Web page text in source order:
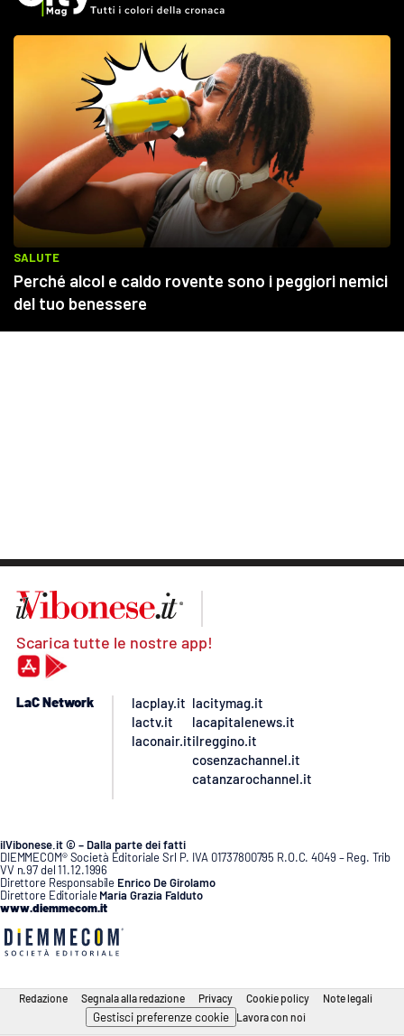
Scarica tutte le nostre app!
LaC Network
lacplay.it
lactv.it
laconair.it
lacitymag.it
lacapitalenews.it
ilreggino.it
cosenzachannel.it
catanzarochannel.it
ilVibonese.it © – Dalla parte dei fatti
DIEMMECOM® Società Editoriale Srl P. IVA 01737800795 R.O.C. 4049 – Reg. Trib
VV n.97 del 11.12.1996
Direttore Responsabile Enrico De Girolamo
Direttore Editoriale Maria Grazia Falduto
www.diemmecom.it
Redazione Segnala alla redazione Privacy Cookie policy Note legali
Gestisci preferenze cookie Lavora con noi